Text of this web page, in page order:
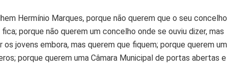
Hermínio Marques, porque não querem que o seu concelho
porque não querem um concelho onde se ouviu dizer, mas
jovens embora, mas querem que fiquem; porque querem um
porque querem uma Câmara Municipal de portas abertas e